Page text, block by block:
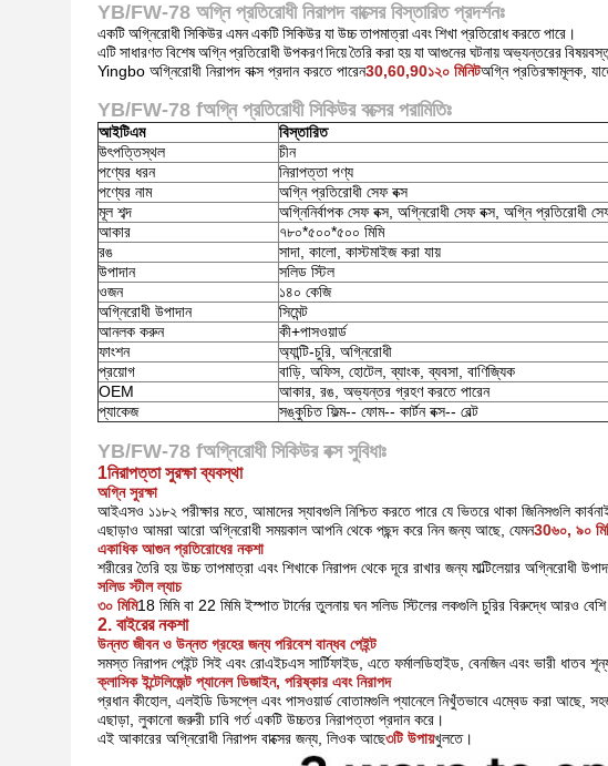
YB/FW-78 অগ্নি প্রতিরোধী নিরাপদ বাক্সের বিস্তারিত প্রদর্শনঃ
একটি অগ্নিরোধী সিকিউর এমন একটি সিকিউর যা উচ্চ তাপমাত্রা এবং শিখা প্রতিরোধ করতে পারে।
এটি সাধারণত বিশেষ অগ্নি প্রতিরোধী উপকরণ দিয়ে তৈরি করা হয় যা আগুনের ঘটনায় অভ্যন্তরের
Yingbo অগ্নিরোধী নিরাপদ বাক্স প্রদান করতে পারেন30,60,90১২০ মিনিটঅগ্নি প্রতিরক্ষামূলক,
YB/FW-78 fঅগ্নি প্রতিরোধী সিকিউর বক্সের পরামিতিঃ
আইটিএম
বিস্তারিত
উৎপত্তিস্থল
চীন
পণ্যের ধরন
নিরাপত্তা পণ্য
পণ্যের নাম
অগ্নি প্রতিরোধী সেফ বক্স
মূল শব্দ
অগ্নিনির্বাপক সেফ বক্স, অগ্নিরোধী সেফ বক্স, অগ্নি প্রতিরোধী
আকার
৭৮০*৫০০*৫০০ মিমি
রঙ
সাদা, কালো, কাস্টমাইজ করা যায়
উপাদান
সলিড স্টিল
ওজন
১৪০ কেজি
অগ্নিরোধী উপাদান
সিমেন্ট
আনলক করুন
কী+পাসওয়ার্ড
ফাংশন
অ্যান্টি-চুরি, অগ্নিরোধী
প্রয়োগ
বাড়ি, অফিস, হোটেল, ব্যাংক, ব্যবসা, বাণিজ্যিক
OEM
আকার, রঙ, অভ্যন্তর গ্রহণ করতে পারেন
প্যাকেজ
সঙ্কুচিত ফিল্ম-- ফোম-- কার্টন বক্স-- বেল্ট
YB/FW-78 fঅগ্নিরোধী সিকিউর বক্স সুবিধাঃ
1নিরাপত্তা সুরক্ষা ব্যবস্থা
অগ্নি সুরক্ষা
আইএসও ১১৮২ পরীক্ষার মতে, আমাদের স্যাবগুলি নিশ্চিত করতে পারে যে ভিতরে থাকা জিনিসগুলি
এছাড়াও আমরা আরো অগ্নিরোধী সময়কাল আপনি থেকে পছন্দ করে নিন জন্য আছে, যেমন30৬০, ৯০
একাধিক আগুন প্রতিরোধের নকশা
শরীরের তৈরি হয় উচ্চ তাপমাত্রা এবং শিখাকে নিরাপদ থেকে দূরে রাখার জন্য মাল্টিলেয়ার অগ্নিরোধী
সলিড স্টীল ল্যাচ
৩০ মিমি18 মিমি বা 22 মিমি ইস্পাত টার্নের তুলনায় ঘন সলিড স্টিলের লকগুলি চুরির বিরুদ্ধে আরও বেশি
2. বাইরের নকশা
উন্নত জীবন ও উন্নত গ্রহের জন্য পরিবেশ বান্ধব পেইন্ট
সমস্ত নিরাপদ পেইন্ট সিই এবং রোএইচএস সার্টিফাইড, এতে ফর্মালডিহাইড, বেনজিন এবং ভারী ধাতব
ক্লাসিক ইন্টেলিজেন্ট প্যানেল ডিজাইন, পরিষ্কার এবং নিরাপদ
প্রধান কীহোল, এলইডি ডিসপ্লে এবং পাসওয়ার্ড বোতামগুলি প্যানেলে নিখুঁতভাবে এম্বেড করা আছে,
এছাড়া, লুকানো জরুরী চাবি গর্ত একটি উচ্চতর নিরাপত্তা প্রদান করে।
এই আকারের অগ্নিরোধী নিরাপদ বাক্সের জন্য, লিওক আছে৩টি উপায়খুলতে।